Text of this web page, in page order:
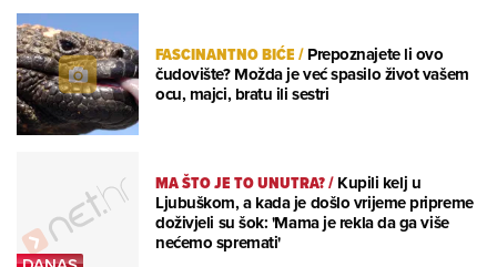
FASCINANTNO BIĆE/Prepoznajete li ovo
čudovište? Možda je već spasilo život vašem
ocu, majci, bratu ili sestri
MA ŠTO JE TO UNUTRA?/Kupili kelj u
Ljubuškom, a kada je došlo vrijeme pripreme
doživjeli su šok: 'Mama je rekla da ga više
nećemo spremati'